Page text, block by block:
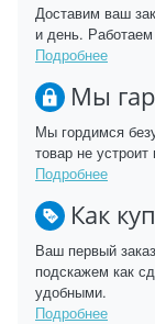
Доставим ваш
и день.
Подробнее
Мы
Мы гордимся
товар не
Подробнее
Как
Ваш первый
подскажем как
удобными.
Подробнее